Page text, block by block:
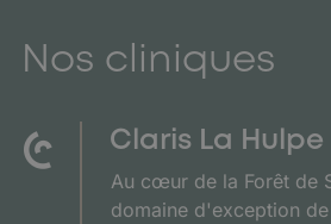
Nos cliniques
Claris La Hulpe
Au cœur de la Forêt de
domaine d'exception